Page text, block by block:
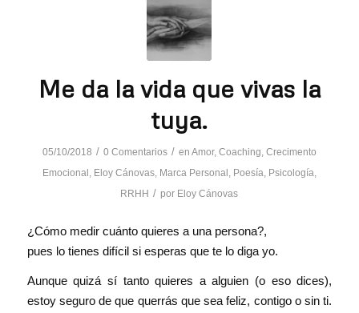
Me da la vida que vivas la
tuya.
05/10/2018 / 0 Comentarios / en Amor, Coaching, Crecimento
Emocional , Eloy Cánovas, Marca Personal , Poesía, Psicología,
RRHH / por Eloy Cánovas
¿Cómo medir cuánto quieres a una persona?,
pues lo tienes difícil si esperas que te lo diga yo.
Aunque quizá sí tanto quieres a alguien (o eso dices),
estoy seguro de que querrás que sea feliz, contigo o sin ti.